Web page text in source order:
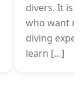
divers. It is
who want
diving
learn […]